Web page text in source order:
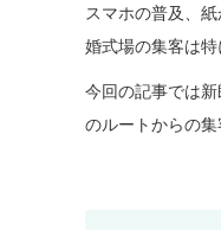
スマホの普及、
婚式場の集客は特
今回の記事では
のルートからの